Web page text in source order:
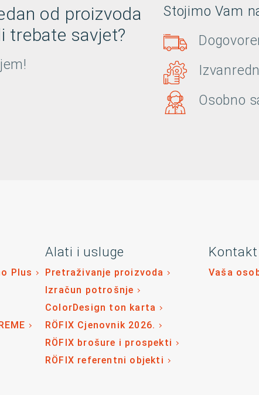
od proizvoda
trebate savjet?
Stojimo Vam
Osobno
Plus
Alati i usluge
Pretraživanje proizvoda
Izračun potrošnje
ColorDesign ton karta
RÖFIX Cjenovnik 2026.
RÖFIX brošure i prospekti
RÖFIX referentni objekti
Kontakt
Vaša